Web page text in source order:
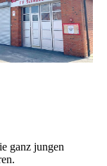
ganz jungen